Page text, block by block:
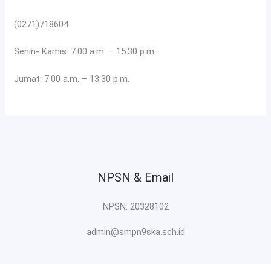
(0271)718604
Senin- Kamis: 7:00 a.m. – 15:30 p.m.
Jumat: 7:00 a.m. – 13:30 p.m.
NPSN & Email
NPSN: 20328102
admin@smpn9ska.sch.id